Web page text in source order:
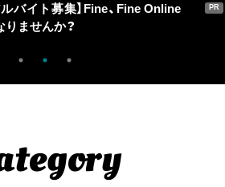
ルバイト募集】Fine、Fine Online
ませんか？
PR